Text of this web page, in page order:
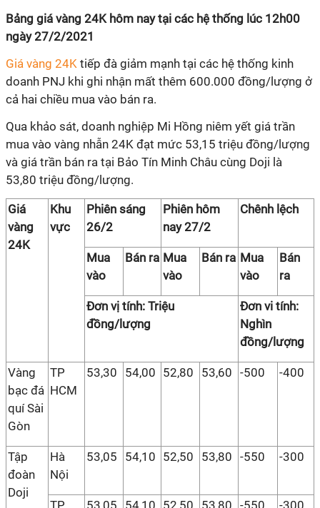
Bảng giá vàng 24K hôm nay tại các hệ thống lúc 12h00
ngày 27/2/2021
Giá vàng 24K tiếp đà giảm mạnh tại các hệ thống kinh
doanh PNJ khi ghi nhận mất thêm 600.000 đồng/lượng ở
cả hai chiều mua vào bán ra.
Qua khảo sát, doanh nghiệp Mi Hồng niêm yết giá trần
mua vào vàng nhẫn 24K đạt mức 53,15 triệu đồng/lượng
và giá trần bán ra tại Bảo Tín Minh Châu cùng Doji là
53,80 triệu đồng/lượng.
Giá
vàng
24K
Khu
vực
Phiên sáng
26/2
Phiên hôm
nay 27/2
Chênh lệch
Mua
vào
Bán ra Mua
vào
Bán ra Mua
vào
Bán
ra
Đơn vị tính: Triệu
đồng/lượng
Đơn vi tính:
Nghìn
đồng/lượng
Vàng
bạc đá
quí Sài
Gòn
TP
HCM
53,30 54,00 52,80 53,60 -500 -400
Tập
đoàn
Doji
Hà
Nội
53,05 54,10 52,50 53,80 -550 -300
TP 53,05 54,10 52,50 53,80 -550 -300